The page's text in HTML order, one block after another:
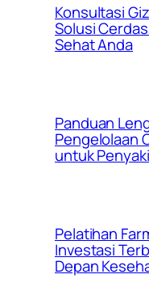
Konsultasi
Solusi
Sehat Anda
Panduan
Pengelolaan
untuk
Pelatihan
Investasi
Depan